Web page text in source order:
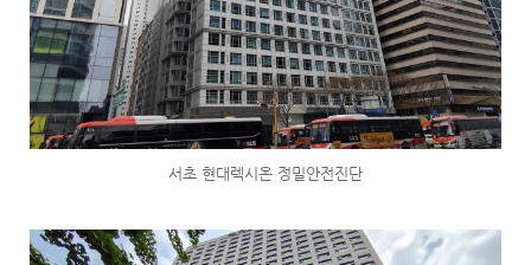
서초 현대렉시온 정밀안전진단